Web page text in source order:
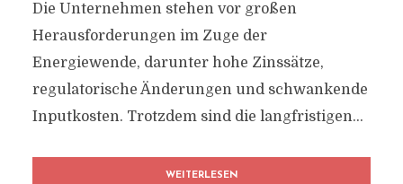
Die Unternehmen stehen vor großen
Herausforderungen im Zuge der
Energiewende, darunter hohe Zinssätze,
regulatorische Änderungen und schwankende
Inputkosten. Trotzdem sind die langfristigen...
WEITERLESEN